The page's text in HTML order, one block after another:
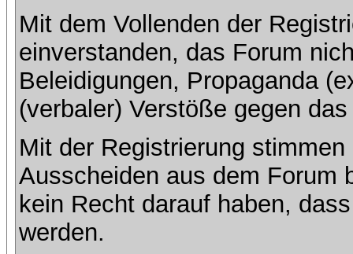
Mit dem Vollenden der
einverstanden, das Forum
Beleidigungen, Propaganda
(verbaler) Verstöße gegen
Mit der Registrierung
Ausscheiden aus dem Forum
kein Recht darauf haben,
werden.